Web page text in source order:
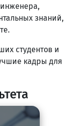
инженера,
знаний,
студентов и
кадры для